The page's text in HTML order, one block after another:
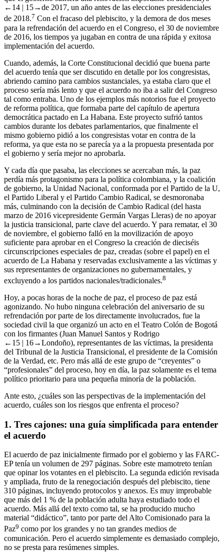
←14 | 15→de 2017, un año antes de las elecciones presidenciales
de 2018.7 Con el fracaso del plebiscito, y la demora de dos meses
para la refrendación del acuerdo en el Congreso, el 30 de noviembre
de 2016, los tiempos ya jugaban en contra de una rápida y exitosa
implementación del acuerdo.
Cuando, además, la Corte Constitucional decidió que buena parte
del acuerdo tenía que ser discutido en detalle por los congresistas,
abriendo camino para cambios sustanciales, ya estaba claro que el
proceso sería más lento y que el acuerdo no iba a salir del Congreso
tal como entraba. Uno de los ejemplos más notorios fue el proyecto
de reforma política, que formaba parte del capítulo de apertura
democrática pactado en La Habana. Este proyecto sufrió tantos
cambios durante los debates parlamentarios, que finalmente el
mismo gobierno pidió a los congresistas votar en contra de la
reforma, ya que esta no se parecía ya a la propuesta presentada por
el gobierno y sería mejor no aprobarla.
Y cada día que pasaba, las elecciones se acercaban más, la paz
perdía más protagonismo para la política colombiana, y la coalición
de gobierno, la Unidad Nacional, conformada por el Partido de la U,
el Partido Liberal y el Partido Cambio Radical, se desmoronaba
más, culminando con la decisión de Cambio Radical (del hasta
marzo de 2016 vicepresidente Germán Vargas Lleras) de no apoyar
la justicia transicional, parte clave del acuerdo. Y para rematar, el 30
de noviembre, el gobierno falló en la movilización de apoyo
suficiente para aprobar en el Congreso la creación de dieciséis
circunscripciones especiales de paz, creadas (sobre el papel) en el
acuerdo de La Habana y reservadas exclusivamente a las víctimas y
sus representantes de organizaciones no gubernamentales, y
excluyendo a los partidos nacionales/tradicionales.8
Hoy, a pocas horas de la noche de paz, el proceso de paz está
agonizando. No hubo ninguna celebración del aniversario de su
refrendación por parte de los directamente involucrados, fue la
sociedad civil la que organizó un acto en el Teatro Colón de Bogotá
con los firmantes (Juan Manuel Santos y Rodrigo
←15 | 16→Londoño), representantes de las víctimas, la presidenta
del Tribunal de la Justicia Transicional, el presidente de la Comisión
de la Verdad, etc. Pero más allá de este grupo de “creyentes” o
“profesionales” del proceso, hoy en día, la paz solamente es el tema
político prioritario para una pequeña minoría de la población.
Ante esto, ¿cuáles son las perspectivas de la implementación del
acuerdo, cuáles son los riesgos que enfrenta el proceso?
1. Tres cajones: una guía simplificada para entender
el acuerdo
El acuerdo de paz inicialmente firmado por el gobierno y las FARC-
EP tenía un volumen de 297 páginas. Sobre este mamotreto tenían
que opinar los votantes en el plebiscito. La segunda edición revisada
y ampliada, fruto de la renegociación después del plebiscito, tiene
310 páginas, incluyendo protocolos y anexos. Es muy improbable
que más del 1 % de la población adulta haya estudiado todo el
acuerdo. Más allá del texto como tal, se ha producido mucho
material “didáctico”, tanto por parte del Alto Comisionado para la
Paz9 como por los grandes y no tan grandes medios de
comunicación. Pero el acuerdo simplemente es demasiado complejo,
no se presta para resúmenes simples.